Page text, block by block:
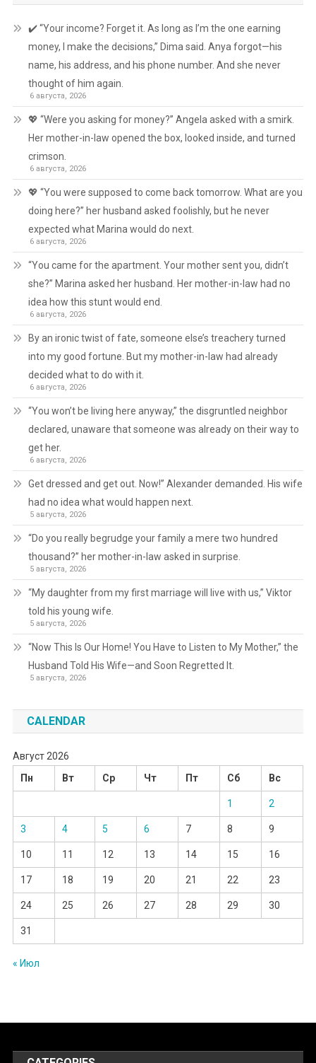
✔️ “Your income? Forget it. As long as I’m the one earning
money, I make the decisions,” Dima said. Anya forgot—his
name, his address, and his phone number. And she never
thought of him again.
6 августа, 2026
💖 “Were you asking for money?” Angela asked with a smirk.
Her mother-in-law opened the box, looked inside, and turned
crimson.
6 августа, 2026
💖 “You were supposed to come back tomorrow. What are you
doing here?” her husband asked foolishly, but he never
expected what Marina would do next.
6 августа, 2026
“You came for the apartment. Your mother sent you, didn’t
she?” Marina asked her husband. Her mother-in-law had no
idea how this stunt would end.
6 августа, 2026
By an ironic twist of fate, someone else’s treachery turned
into my good fortune. But my mother-in-law had already
decided what to do with it.
6 августа, 2026
“You won’t be living here anyway,” the disgruntled neighbor
declared, unaware that someone was already on their way to
get her.
6 августа, 2026
Get dressed and get out. Now!” Alexander demanded. His wife
had no idea what would happen next.
5 августа, 2026
“Do you really begrudge your family a mere two hundred
thousand?” her mother-in-law asked in surprise.
5 августа, 2026
“My daughter from my first marriage will live with us,” Viktor
told his young wife.
5 августа, 2026
“Now This Is Our Home! You Have to Listen to My Mother,” the
Husband Told His Wife—and Soon Regretted It.
5 августа, 2026
CALENDAR
Август 2026
Пн
Вт Ср Чт Пт Сб Вс
1 2
3 4 5 6 7 8 9
10 11 12 13 14 15 16
17 18 19 20 21 22 23
24 25 26 27 28 29 30
31
« Июл